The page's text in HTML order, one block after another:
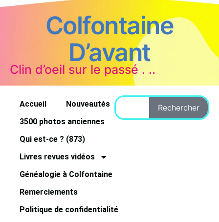
Colfontaine
D’avant
Clin d’oeil sur le passé . ..
Accueil
Nouveautés
3500 photos anciennes
Qui est-ce ? (873)
Livres revues vidéos
Généalogie à Colfontaine
Remerciements
Politique de confidentialité
Rechercher